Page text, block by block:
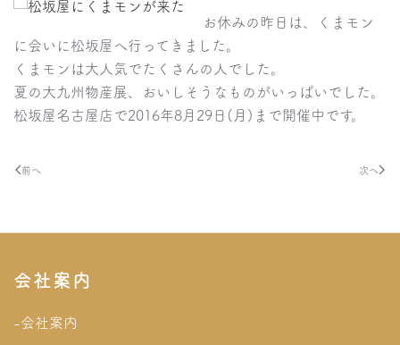
お休みの昨日は、くまモン
に会いに松坂屋へ行ってきました。
くまモンは大人気でたくさんの人でした。
夏の大九州物産展、おいしそうなものがいっぱいでした。
松坂屋名古屋店で2016年8月29日(月)まで開催中です。
前へ 次へ
会社案内
-会社案内